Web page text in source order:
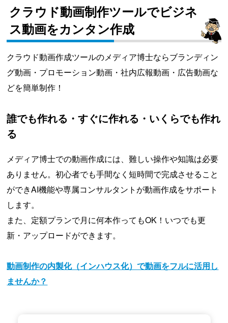
クラウド動画制作ツールでビジネ
ス動画をカンタン作成
クラウド動画作成ツールのメディア博士ならブランディン
グ動画・プロモーション動画・社内広報動画・広告動画な
どを簡単制作！
誰でも作れる・すぐに作れる・いくらでも作れ
る
メディア博士での動画作成には、難しい操作や知識は必要
ありません。初心者でも手間なく短時間で完成させること
ができAI機能や専属コンサルタントが動画作成をサポート
します。
また、定額プランで月に何本作ってもOK！いつでも更
新・アップロードができます。
動画制作の内製化（インハウス化）で動画をフルに活用し
ませんか？